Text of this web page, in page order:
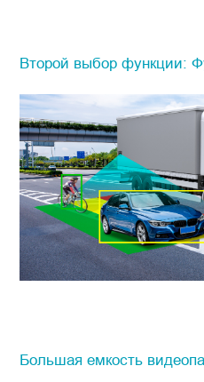
Второй выбор функции:
Большая емкость